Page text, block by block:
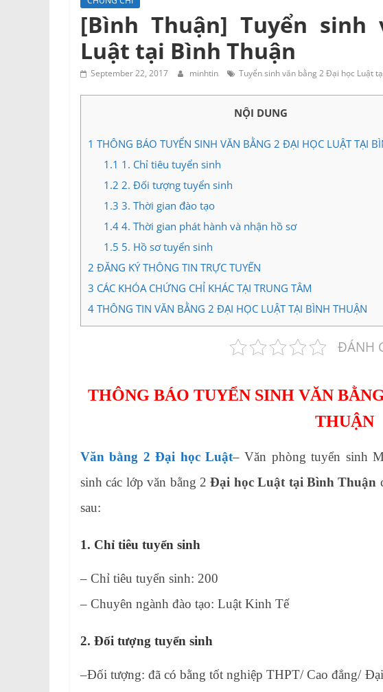
Tư
vấn
Miền
Nam
[Bình Thuận] Tuyển
Luật tại Bình Thuận
September 22, 2017 minhtin Tuyển sinh văn bằng 2 Đại học Luật
NỘI DUNG
1 THÔNG BÁO TUYỂN SINH VĂN BẰNG 2 ĐẠI HỌC LUẬT TẠI
1.1 1. Chỉ tiêu tuyển sinh
1.2 2. Đối tượng tuyển sinh
1.3 3. Thời gian đào tạo
1.44. Thời gian phát hành và nhận hồ sơ
1.5 5. Hồ sơ tuyển sinh
2 ĐĂNG KÝ THÔNG TIN TRỰC TUYẾN
3 CÁC KHÓA CHỨNG CHỈ KHÁC TẠI TRUNG TÂM
4 THÔNG TIN VĂN BẰNG 2 ĐẠI HỌC LUẬT TẠI BÌNH THUẬN
ĐÁNH
THÔNG BÁO TUYỂN SINH VĂN
THUẬN
Văn bằng 2 Đại học Luật– Văn phòng tuyển sinh
sinh các lớp văn bằng 2Đại học Luật tại Bình Thuận
sau:
1. Chỉ tiêu tuyển sinh
– Chỉ tiêu tuyển sinh: 200
– Chuyên ngành đào tạo: Luật Kinh Tế
2. Đối tượng tuyển sinh
–Đối tượng: đã có bằng tốt nghiệp THPT/ Cao đẳng/